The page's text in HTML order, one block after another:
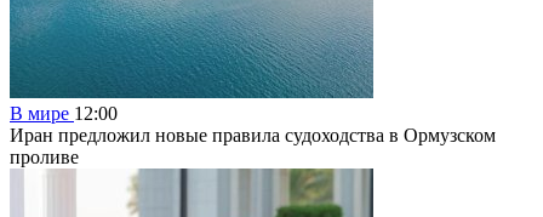
В мире 12:00
Иран предложил новые правила судоходства в Ормузском
проливе